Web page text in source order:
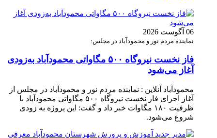
06 آگوست 2026
نماینده مردم نور و محمودآباد در مجلس:
فاز نخست نیروگاه ۵۰۰ مگاواتی محمودآباد به‌زودی
آغاز می‌شود
محمودآباد آنلاین : نماینده مردم نور و محمودآباد در مجلس از
آغاز اجرای فاز نخست نیروگاه ۵۰۰ مگاواتی محمودآباد با
ظرفیت ۱۸۰ مگاوات خبر داد و گفت: این پروژه به زودی
شروع می‌شود.